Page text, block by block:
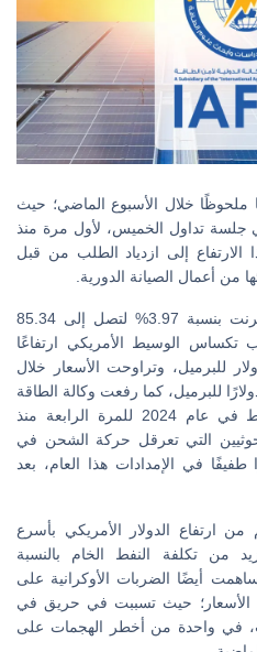
ملحوظًا خلال الأسبوع الماضي؛ حيث
في جلسة تداول الخميس، لأول مرة منذ
الارتفاع إلى ازدياد الطلب من قبل
من أعمال الصيانة الدورية.
وقد ارتفعت العقود الآجلة لخام برنت بنسبة 3.97% لتصل إلى 85.34
تكساس الوسيط الأمريكي ارتفاعًا
3.88% ليصل إلى 81.09 دولار للبرميل، وتراوحت الأسعار خلال
الشهر الماضي بين 80 و84 دولارًا للبرميل، كما رفعت وكالة الطاقة
الدولية توقعاتها للطلب على النفط في عام 2024 للمرة الرابعة منذ
التي تعرقل حركة الشحن في
طفيفًا في الإمدادات هذا العام، بعد
ارتفاع الدولار الأمريكي بأسرع
من تكلفة النفط الخام بالنسبة
أيضًا الضربات الأوكرانية على
الأسعار؛ حيث تسببت في حريق في
في واحدة من أخطر الهجمات على